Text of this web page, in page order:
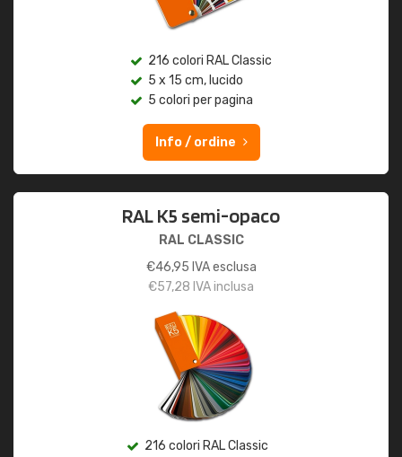
216 colori RAL Classic
5 x 15 cm, lucido
5 colori per pagina
Info / ordine
RAL K5 semi-opaco
RAL CLASSIC
€46,95 IVA esclusa
€57,28 IVA inclusa
216 colori RAL Classic